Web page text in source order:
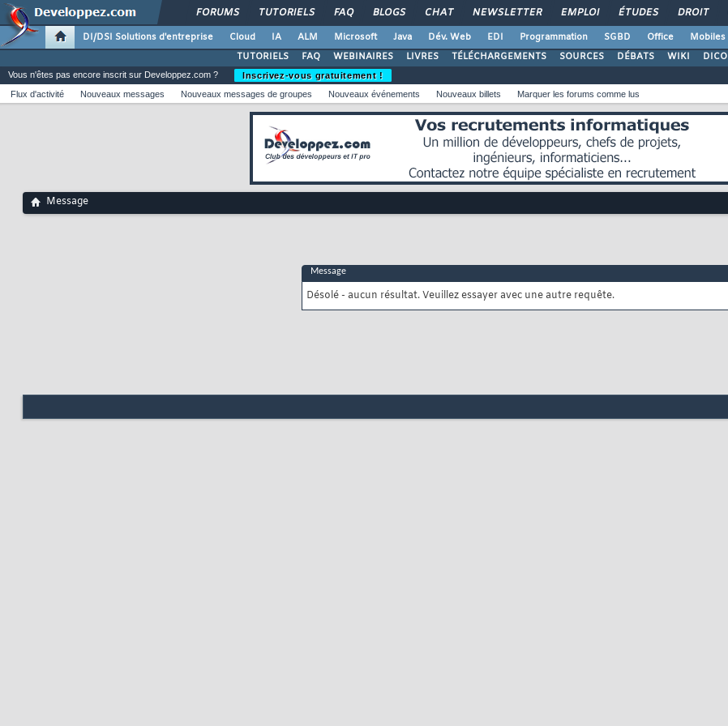
FORUMS TUTORIELS FAQ BLOGS CHAT NEWSLETTER EMPLOI ÉTUDES DROIT
DI/DSI Solutions d'entreprise Cloud IA ALM Microsoft Java Dév. Web EDI Programmation SGBD Office Mobiles
TUTORIELS
FAQ WEBINAIRES LIVRES TÉLÉCHARGEMENTS SOURCES DÉBATS WIKI DICO
Vous n'êtes pas encore inscrit sur Developpez.com ?
Inscrivez-vous gratuitement !
Flux d'activité
Nouveaux messages Nouveaux messages de groupes Nouveaux événements Nouveaux billets Marquer les forums comme lus
Message
Message
Désolé - aucun résultat. Veuillez essayer avec une autre requête.